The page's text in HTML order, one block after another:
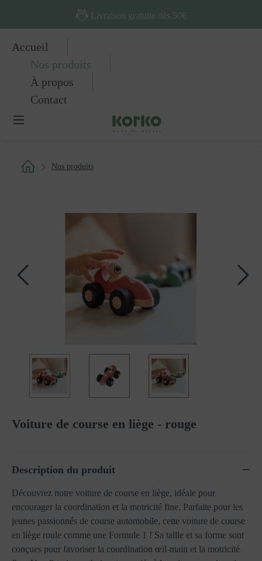
Passer au contenu principalLivraison gratuite dès 50€
Accueil
Nos produits
À propos
Contact
Nos produits
Voiture de course en liège - rouge
Description du produit
Découvrez notre voiture de course en liège, idéale pour
encourager la coordination et la motricité fine. Parfaite pour les
jeunes passionnés de course automobile, cette voiture de course
en liège roule comme une Formule 1 ! Sa taille et sa forme sont
conçues pour favoriser la coordination œil-main et la motricité